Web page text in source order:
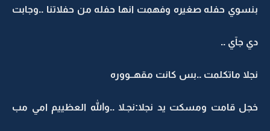
بنسوي حفله صغيره وفهمت انها حفله من حفلاتنا ..وجابت
دي جآي ..
نجلا ماتكلمت ..بس كانت مقهــووره
خجل قامت ومسكت يد نجلا:نجـلا ..والله العظييم امي مب